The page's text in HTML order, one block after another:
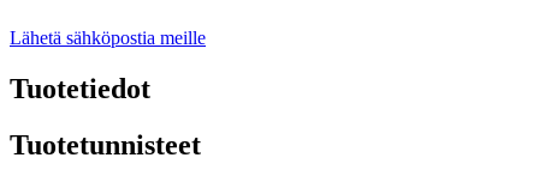
Lähetä sähköpostia meille
Tuotetiedot
Tuotetunnisteet